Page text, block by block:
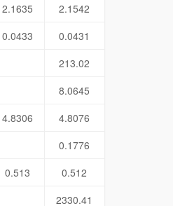
2.1635
2.1542
0.0433
0.0431
213.02
8.0645
4.8306
4.8076
0.1776
0.513
0.512
2330.41